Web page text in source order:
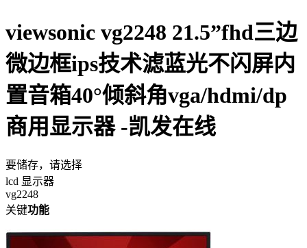
viewsonic vg2248 21.5”fhd三边
微边框ips技术滤蓝光不闪屏内
置音箱40°倾斜角vga/hdmi/dp
商用显示器 -凯发在线
要储存，请选择
lcd 显示器
vg2248
关键功能